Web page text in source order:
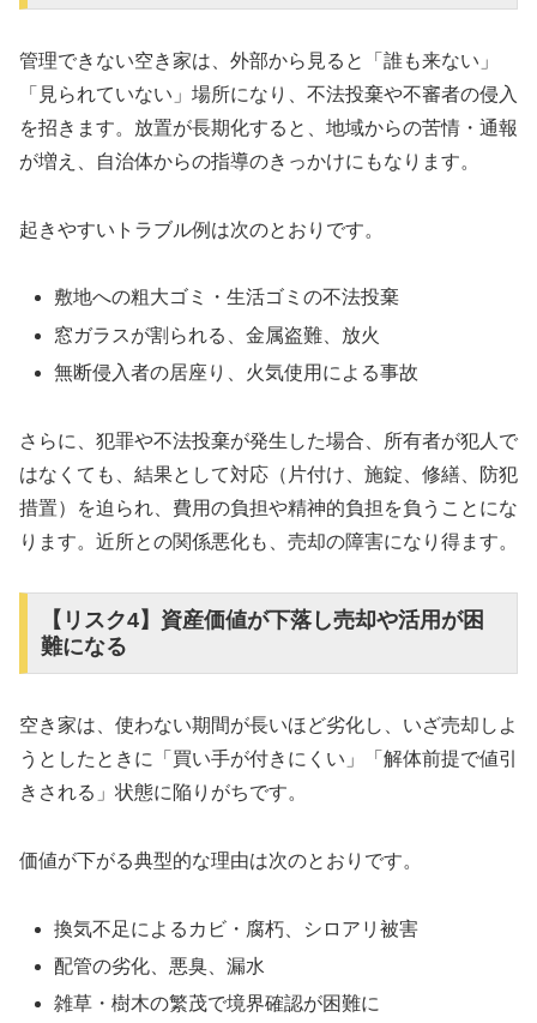
管理できない空き家は、外部から見ると「誰も来ない」
「見られていない」場所になり、不法投棄や不審者の侵入
を招きます。放置が長期化すると、地域からの苦情・通報
が増え、自治体からの指導のきっかけにもなります。
起きやすいトラブル例は次のとおりです。
敷地への粗大ゴミ・生活ゴミの不法投棄
窓ガラスが割られる、金属盗難、放火
無断侵入者の居座り、火気使用による事故
さらに、犯罪や不法投棄が発生した場合、所有者が犯人で
はなくても、結果として対応（片付け、施錠、修繕、防犯
措置）を迫られ、費用の負担や精神的負担を負うことにな
ります。近所との関係悪化も、売却の障害になり得ます。
【リスク4】資産価値が下落し売却や活用が困
難になる
空き家は、使わない期間が長いほど劣化し、いざ売却しよ
うとしたときに「買い手が付きにくい」「解体前提で値引
きされる」状態に陥りがちです。
価値が下がる典型的な理由は次のとおりです。
換気不足によるカビ・腐朽、シロアリ被害
配管の劣化、悪臭、漏水
雑草・樹木の繁茂で境界確認が困難に